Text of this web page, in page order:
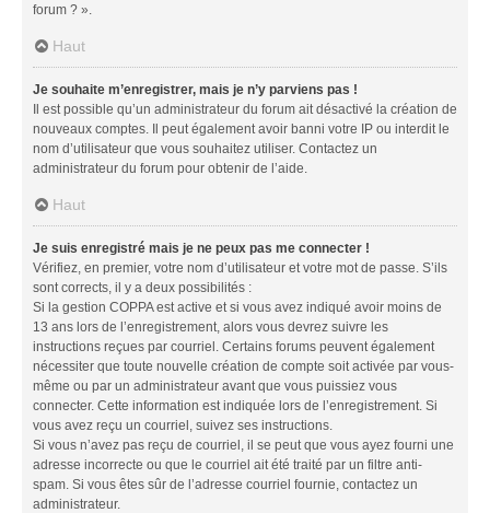
forum ? ».
Haut
Je souhaite m’enregistrer, mais je n’y parviens pas !
Il est possible qu’un administrateur du forum ait désactivé la création de
nouveaux comptes. Il peut également avoir banni votre IP ou interdit le
nom d’utilisateur que vous souhaitez utiliser. Contactez un
administrateur du forum pour obtenir de l’aide.
Haut
Je suis enregistré mais je ne peux pas me connecter !
Vérifiez, en premier, votre nom d’utilisateur et votre mot de passe. S’ils
sont corrects, il y a deux possibilités :
Si la gestion COPPA est active et si vous avez indiqué avoir moins de
13 ans lors de l’enregistrement, alors vous devrez suivre les
instructions reçues par courriel. Certains forums peuvent également
nécessiter que toute nouvelle création de compte soit activée par vous-
même ou par un administrateur avant que vous puissiez vous
connecter. Cette information est indiquée lors de l’enregistrement. Si
vous avez reçu un courriel, suivez ses instructions.
Si vous n’avez pas reçu de courriel, il se peut que vous ayez fourni une
adresse incorrecte ou que le courriel ait été traité par un filtre anti-
spam. Si vous êtes sûr de l’adresse courriel fournie, contactez un
administrateur.